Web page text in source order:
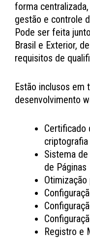
forma
gestão e controle
Pode ser feita
Brasil e Exterior,
requisitos de
Estão inclusos em
desenvolvimento
Certificado
criptografia
Sistema
de Páginas
Registro e